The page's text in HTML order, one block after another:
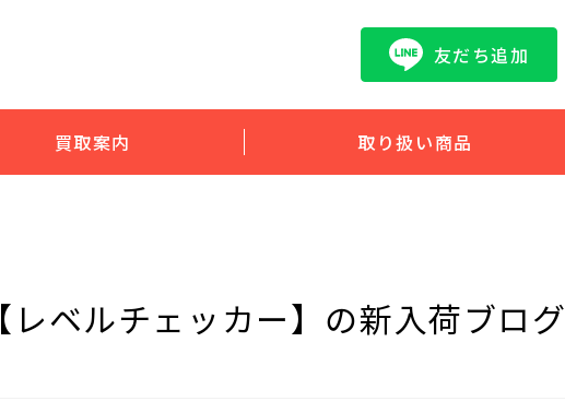
友だち追加
買取案内 取り扱い商品
【レベルチェッカー】の新入荷ブログ